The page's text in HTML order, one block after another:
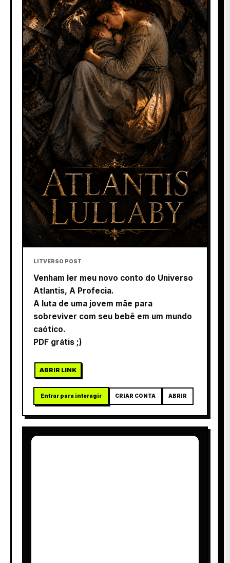
LITVERSO POST
Venham ler meu novo conto do Universo
Atlantis, A Profecia.
A luta de uma jovem mãe para
sobreviver com seu bebê em um mundo
caótico.
PDF grátis ;)
ABRIR LINK
Entrar para interagir CRIAR CONTA ABRIR